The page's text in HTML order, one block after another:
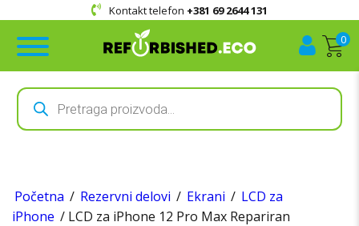
Kontakt telefon +381 69 2644 131
0
Products
search
Početna / Rezervni delovi / Ekrani / LCD za
iPhone / LCD za iPhone 12 Pro Max Repariran